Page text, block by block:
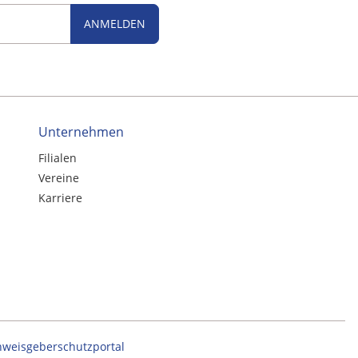
ANMELDEN
Unternehmen
Filialen
Vereine
Karriere